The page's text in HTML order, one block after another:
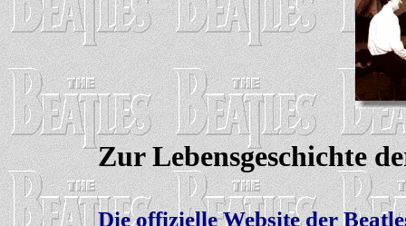
Zur Lebensgeschichte
Die offizielle Website der